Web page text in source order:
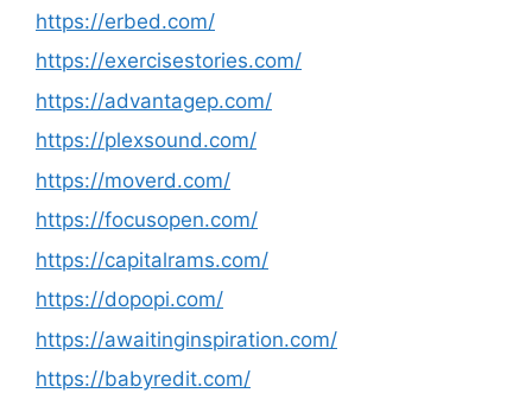
https://erbed.com/
https://exercisestories.com/
https://advantagep.com/
https://plexsound.com/
https://moverd.com/
https://focusopen.com/
https://capitalrams.com/
https://dopopi.com/
https://awaitinginspiration.com/
https://babyredit.com/